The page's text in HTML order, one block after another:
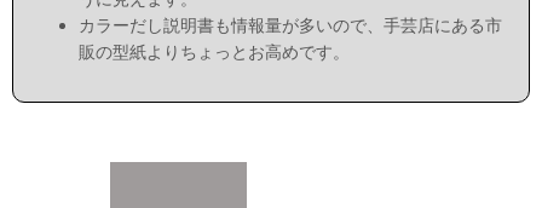
カラーだし説明書も情報量が多いので、手芸店にある市
販の型紙よりちょっとお高めです。